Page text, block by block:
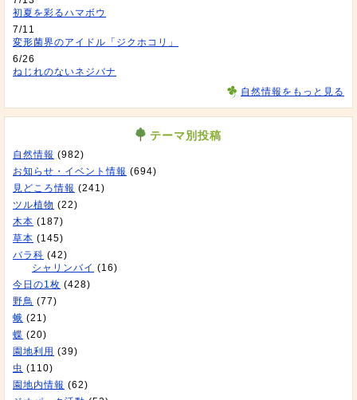
初夏を彩るハマボウ
7/11
変形菌界のアイドル「ジクホコリ」
6/26
ねじれのないネジバナ
自然情報をもっと見る
テーマ別投稿
自然情報 (982)
お知らせ・イベント情報 (694)
見どころ情報 (241)
ツル植物 (22)
木本 (187)
草本 (145)
バラ科 (42)
シャリンバイ (16)
今日の1枚 (428)
野鳥 (77)
蛾 (21)
蝶 (20)
園地利用 (39)
虫 (110)
園地内情報 (62)